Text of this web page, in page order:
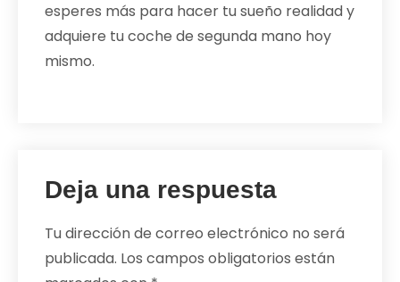
esperes más para hacer tu sueño realidad y
adquiere tu coche de segunda mano hoy
mismo.
Deja una respuesta
Tu dirección de correo electrónico no será
publicada. Los campos obligatorios están